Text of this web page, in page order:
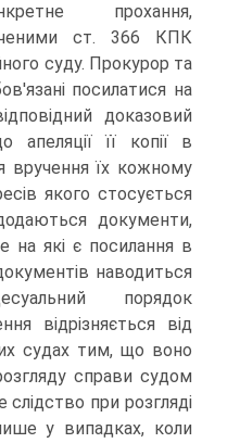
прохання,
ст. 366 КПК
суду. Прокурор та
посилатися на
доказовий
апеляції її копії в
вручення їх кожному
якого стосується
документи,
на які є посилання в
наводиться
порядок
відрізняється від
судах тим, що воно
справи судом
слідство при розгляді
у випадках, коли